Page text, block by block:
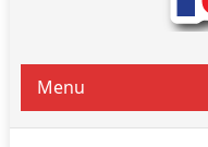
Menu